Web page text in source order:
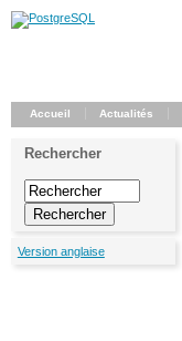
Accueil Actualités
Rechercher
Version anglaise